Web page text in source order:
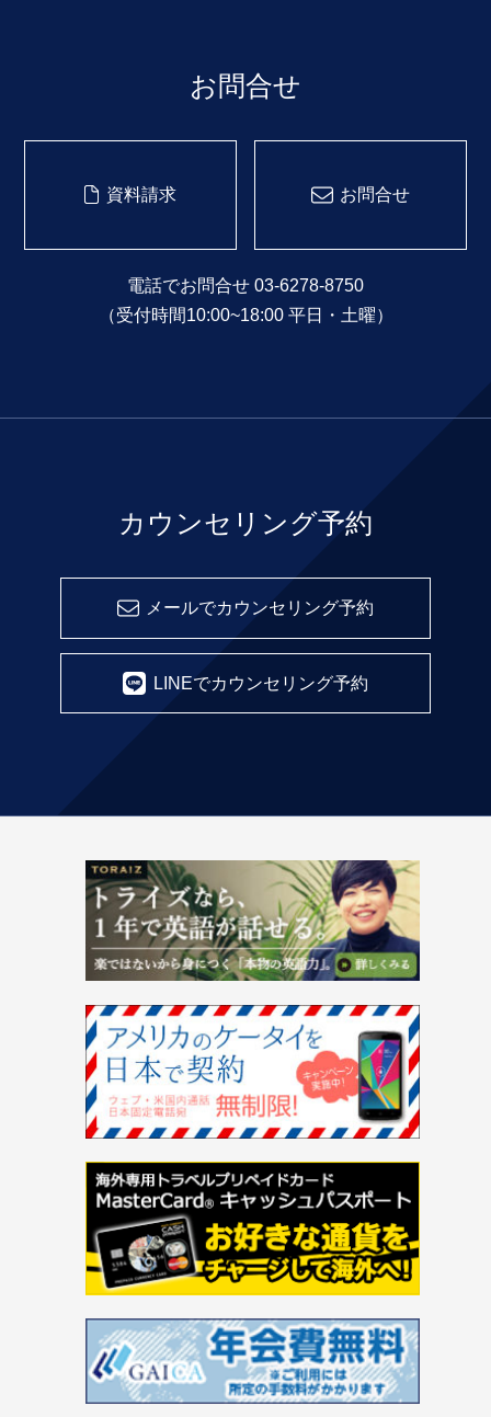
お問合せ
資料請求 お問合せ
電話でお問合せ 03-6278-8750
（受付時間10:00~18:00 平日・土曜）
カウンセリング予約
メールでカウンセリング予約
LINEでカウンセリング予約